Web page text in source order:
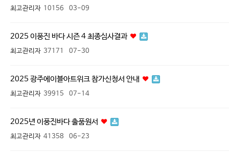
최고관리자 10156 03-09
2025 이풍진 바다 시즌 4 최종심사결과
최고관리자 37171 07-30
2025 광주에이블아트위크 참가신청서 안내
최고관리자 39915 07-14
2025년 이풍진바다 출품원서
최고관리자 41358 06-23